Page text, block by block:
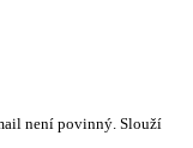
není povinný. Slouží